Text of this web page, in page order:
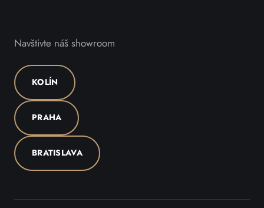
Navštivte náš showroom
KOLÍN
PRAHA
BRATISLAVA